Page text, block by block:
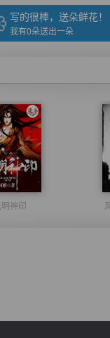
写的很棒，送朵鲜花！
我有0朵送出一朵
明神印